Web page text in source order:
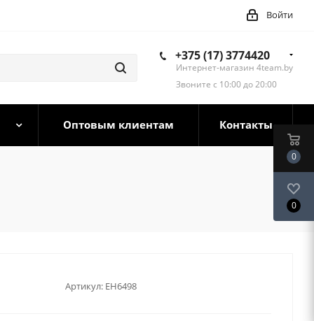
Войти
+375 (17) 3774420
Интернет-магазин 4team.by
Звоните с 10:00 до 20:00
Оптовым клиентам Контакты
Артикул: EH6498
0
0